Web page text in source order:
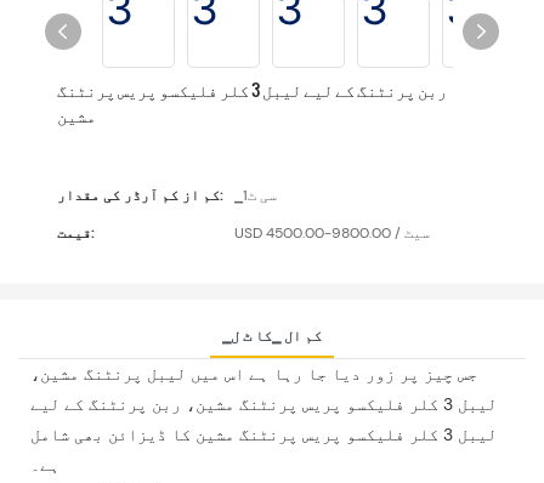
ربن پرنٹنگ کے لیے لیبل 3 کلر فلیکسو پریس پرنٹنگ
مشین
کم از کم آرڈر کی مقدار:
▁سی ٹ1
قیمت:
USD 4500.00-9800.00 / سیٹ
▁کم ال ▁کا ٹ ل
جس چیز پر زور دیا جا رہا ہے اس میں لیبل پرنٹنگ مشین،
لیبل 3 کلر فلیکسو پریس پرنٹنگ مشین، ربن پرنٹنگ کے لیے
لیبل 3 کلر فلیکسو پریس پرنٹنگ مشین کا ڈیزائن بھی شامل
ہے۔